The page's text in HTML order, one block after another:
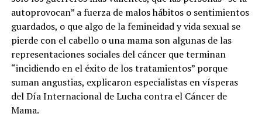
autoprovocan” a fuerza de malos hábitos o sentimientos
guardados, o que algo de la femineidad y vida sexual se
pierde con el cabello o una mama son algunas de las
representaciones sociales del cáncer que terminan
“incidiendo en el éxito de los tratamientos” porque
suman angustias, explicaron especialistas en vísperas
del Día Internacional de Lucha contra el Cáncer de
Mama.